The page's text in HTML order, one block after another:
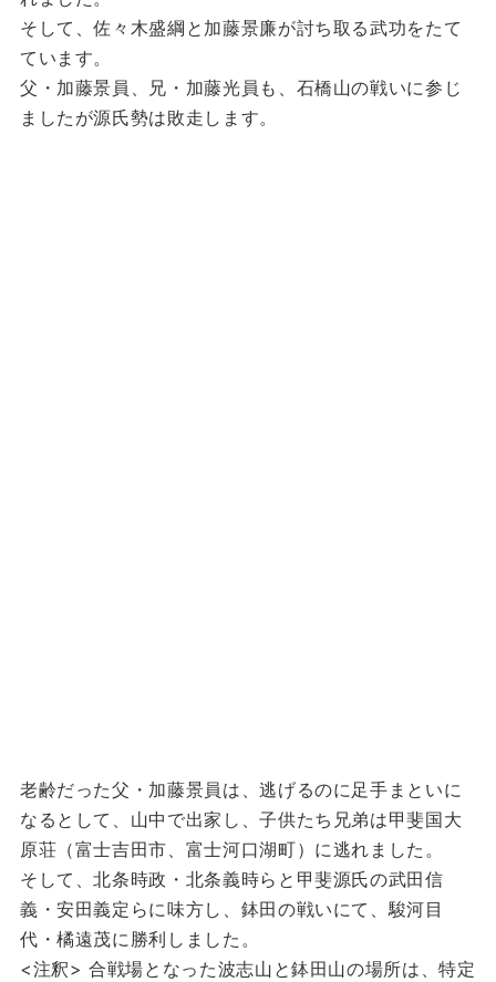
そして、佐々木盛綱と加藤景廉が討ち取る武功をたて
ています。
父・加藤景員、兄・加藤光員も、石橋山の戦いに参じ
ましたが源氏勢は敗走します。
老齢だった父・加藤景員は、逃げるのに足手まといに
なるとして、山中で出家し、子供たち兄弟は甲斐国大
原荘（富士吉田市、富士河口湖町）に逃れました。
そして、北条時政・北条義時らと甲斐源氏の武田信
義・安田義定らに味方し、鉢田の戦いにて、駿河目
代・橘遠茂に勝利しました。
<注釈> 合戦場となった波志山と鉢田山の場所は、特定